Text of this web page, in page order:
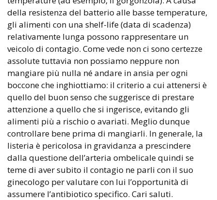
della resistenza del batterio alle basse temperature,
gli alimenti con una shelf-life (data di scadenza)
relativamente lunga possono rappresentare un
veicolo di contagio. Come vede non ci sono certezze
assolute tuttavia non possiamo neppure non
mangiare più nulla né andare in ansia per ogni
boccone che inghiottiamo: il criterio a cui attenersi è
quello del buon senso che suggerisce di prestare
attenzione a quello che si ingerisce, evitando gli
alimenti più a rischio o avariati. Meglio dunque
controllare bene prima di mangiarli. In generale, la
listeria è pericolosa in gravidanza a prescindere
dalla questione dell’arteria ombelicale quindi se
teme di aver subito il contagio ne parli con il suo
ginecologo per valutare con lui l’opportunità di
assumere l’antibiotico specifico. Cari saluti.